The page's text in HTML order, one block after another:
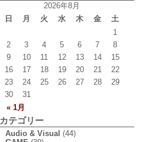
2026年8月
日
月 火 水 木 金 土
« 1月
1
2
3 4 5 6 7
8
9
10 11 12 13 14
15
16
17 18 19 20 21
22
23
24 25 26 27 28
29
30
31
カテゴリー
Audio & Visual (44)